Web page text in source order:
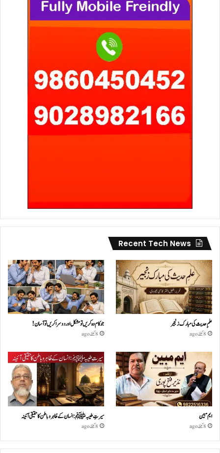
Recent Tech News
علمِ حدیث کی مبارک زنجیر
8 گھنٹے ago
جو کام وہ کریں تو مشکل اور دوسرا کریں تو آسان !
8 گھنٹے ago
ایم مبین
8 گھنٹے ago
سیرتِ طیبہﷺ: انسان کے ظاہر و باطن کا حقیقی آئینہ
8 گھنٹے ago